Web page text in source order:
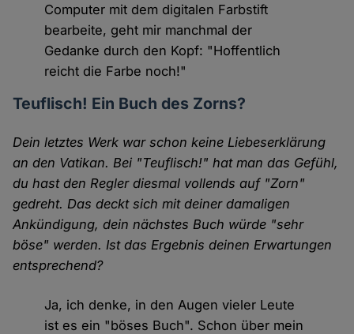
Computer mit dem digitalen Farbstift
bearbeite, geht mir manchmal der
Gedanke durch den Kopf: "Hoffentlich
reicht die Farbe noch!"
Teuflisch! Ein Buch des Zorns?
Dein letztes Werk war schon keine Liebeserklärung
an den Vatikan. Bei "Teuflisch!" hat man das Gefühl,
du hast den Regler diesmal vollends auf "Zorn"
gedreht. Das deckt sich mit deiner damaligen
Ankündigung, dein nächstes Buch würde "sehr
böse" werden. Ist das Ergebnis deinen Erwartungen
entsprechend?
Ja, ich denke, in den Augen vieler Leute
ist es ein "böses Buch". Schon über mein